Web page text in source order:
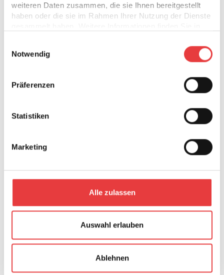
weiteren Daten zusammen, die sie Ihnen bereitgestellt
haben oder die sie im Rahmen Ihrer Nutzung der Dienste
Notwendig
Präferenzen
Statistiken
Marketing
Alle zulassen
Auswahl erlauben
Ablehnen
Wir bieten dir den ersten Schritt in dein Traum-
beweisen und Erfahrung zu sammeln.